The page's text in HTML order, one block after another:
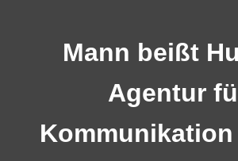
Mann beißt
Agentur
Kommunikation